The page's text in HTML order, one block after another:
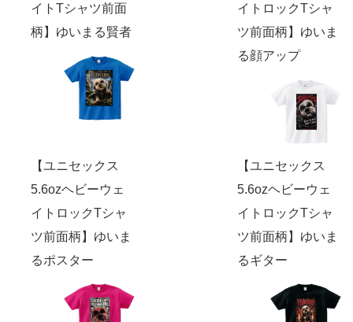
イトTシャツ前面
柄】ゆいまる賢者
イトロックTシャ
ツ前面柄】ゆいま
る顔アップ
【ユニセックス
5.6ozヘビーウェ
イトロックTシャ
ツ前面柄】ゆいま
るポスター
【ユニセックス
5.6ozヘビーウェ
イトロックTシャ
ツ前面柄】ゆいま
るギター